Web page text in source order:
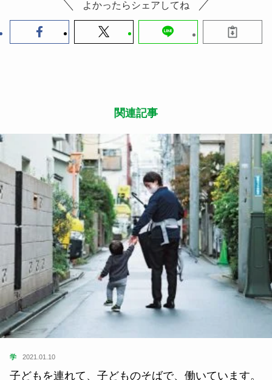
よかったらシェアしてね
関連記事
学 2021.01.10
子どもを連れて、子どものそばで、働いています。